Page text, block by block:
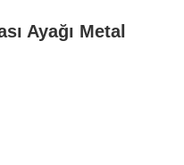
Ayağı Metal